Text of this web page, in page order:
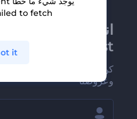
انضم إلى نشرة
Renderforest الإخبارية
كن من بين أوائل من يستلمون
وعروضنا
to fetch
it